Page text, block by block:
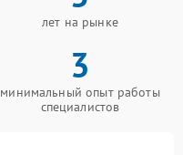
лет на рынке
3
минимальный опыт работы
специалистов